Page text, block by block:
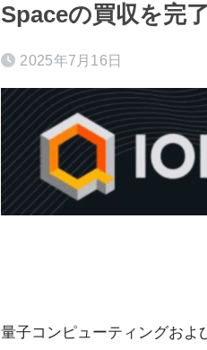
Spaceの買収を完了
2025年7月16日
量子コンピューティングおよ